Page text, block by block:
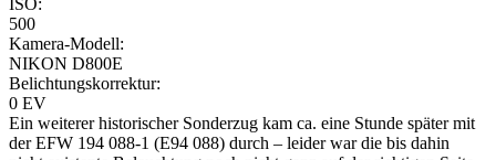
ISO:
500
Kamera-Modell:
NIKON D800E
Belichtungskorrektur:
0 EV
Ein weiterer historischer Sonderzug kam ca. eine Stunde später mit
der EFW 194 088-1 (E94 088) durch – leider war die bis dahin